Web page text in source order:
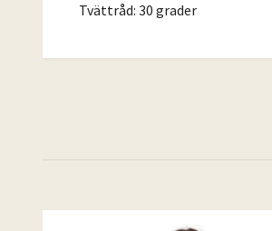
Tvättråd: 30 grader